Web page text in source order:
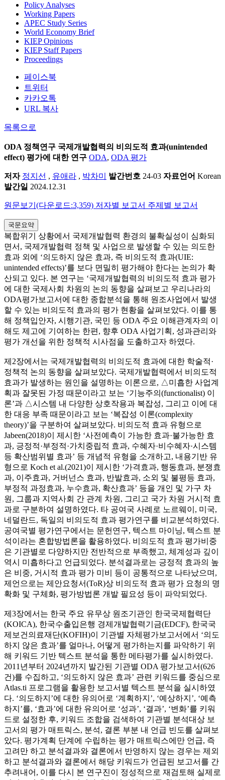
Policy Analyses
Working Papers
APEC Study Series
World Economy Brief
KIEP Opinions
KIEP Staff Papers
Proceedings
페이스북
트위터
카카오톡
URL 복사
목록으로
ODA 정책연구 국제개발협력의 비의도적 효과(unintended
effect) 평가에 대한 연구 ODA, ODA 평가
저자 정지선 , 유애라 , 박차미 발간번호 24-03 자료언어 Korean
발간일 2024.12.31
원문보기(다운로드:3,359) 저자별 보고서 주제별 보고서
국문요약
복합위기 상황에서 국제개발협력 환경의 불확실성이 심화되
면서, 국제개발협력 정책 및 사업으로 발생할 수 있는 의도한
효과 외에 ‘의도하지 않은 효과, 즉 비의도적 효과(UIE:
unintended effects)’를 보다 면밀히 평가해야 한다는 논의가 확
산되고 있다. 본 연구는 ‘국제개발협력의 비의도적 효과 평가
에 대한 국제사회 차원의 논의 동향을 살펴보고 우리나라의
ODA평가보고서에 대한 종합분석을 통해 원조사업에서 발생
할 수 있는 비의도적 효과의 평가 현황을 살펴보았다. 이를 통
해 정책입안자, 시행기관, 국민 등 ODA 주요 이해관계자의 이
해도 제고에 기여하는 한편, 향후 ODA 사업기획, 성과관리와
평가 개선을 위한 정책적 시사점을 도출하고자 하였다.
제2장에서는 국제개발협력의 비의도적 효과에 대한 학술적·
정책적 논의 동향을 살펴보았다. 국제개발협력에서 비의도적
효과가 발생하는 원인을 설명하는 이론으로, △미흡한 사업계
획과 잘못된 가정 때문이라고 보는 ‘기능주의(functionalist) 이
론’과 △시스템 내 다양한 상호작용과 복잡성, 그리고 이에 대
한 대응 부족 때문이라고 보는 ‘복잡성 이론(complexity
theory)’을 구분하여 살펴보았다. 비의도적 효과 유형으로
Jabeen(2018)이 제시한 ‘사전예측이 가능한 효과·불가능한 효
과, 긍정적·부정적·가치중립적 효과, 수혜자·비수혜자·시스템
등 확산범위별 효과’ 등 개념적 유형을 소개하고, 내용기반 유
형으로 Koch et al.(2021)이 제시한 ‘가격효과, 행동효과, 분쟁효
과, 이주효과, 거버넌스 효과, 반발효과, 소외 및 불평등 효과,
부정적 과정효과, 누수효과, 확산효과’ 등을 개인 및 가구 차
원, 그룹과 지역사회 간 관계 차원, 그리고 국가 차원 거시적 효
과로 구분하여 설명하였다. 타 공여국 사례로 노르웨이, 미국,
네덜란드, 독일의 비의도적 효과 평가연구를 비교분석하였다.
공여국별 평가연구에서는 문헌연구, 텍스트 마이닝, 텍스트 분
석이라는 혼합방법론을 활용하였다. 비의도적 효과 평가비중
은 기관별로 다양하지만 전반적으로 부족했고, 체계성과 깊이
역시 미흡하다고 언급되었다. 분석결과로는 긍정적 효과의 높
은 비중, 거시적 효과 평가 미비 등이 공통적으로 나타났으며,
제언으로는 제안요청서(ToR)상 비의도적 효과 평가 요청의 명
확화 및 구체화, 평가방법론 개발 필요성 등이 파악되었다.
제3장에서는 한국 주요 유무상 원조기관인 한국국제협력단
(KOICA), 한국수출입은행 경제개발협력기금(EDCF), 한국국
제보건의료재단(KOFIH)이 기관별 자체평가보고서에서 ‘의도
하지 않은 효과’를 얼마나, 어떻게 평가하는지를 파악하기 위
해 키워드 기반 텍스트 분석을 통한 메타평가를 실시하였다.
2011년부터 2024년까지 발간된 기관별 ODA 평가보고서(626
건)를 수집하고, ‘의도하지 않은 효과’ 관련 키워드를 중심으로
Atlas.ti 프로그램을 활용한 보고서별 텍스트 분석을 실시하였
다. ‘의도하지’에 대한 유의어로 ‘계획하지’, ‘예상하지’, ‘예측
하지’를, ‘효과’에 대한 유의어로 ‘성과’, ‘결과’, ‘변화’를 키워
드로 설정한 후, 키워드 조합을 검색하여 기관별 분석대상 보
고서의 평가 매트릭스, 분석, 결론 부분 내 언급 빈도를 살펴보
았다. 평가계획 단계에 수립하는 평가 매트릭스에만 언급, 즉
고려만 하고 분석결과와 결론에서 반영하지 않는 경우는 제외
하고 분석결과와 결론에서 해당 키워드가 언급된 보고서를 간
추려내어, 이를 다시 본 연구진이 정성적으로 재검토해 실제로